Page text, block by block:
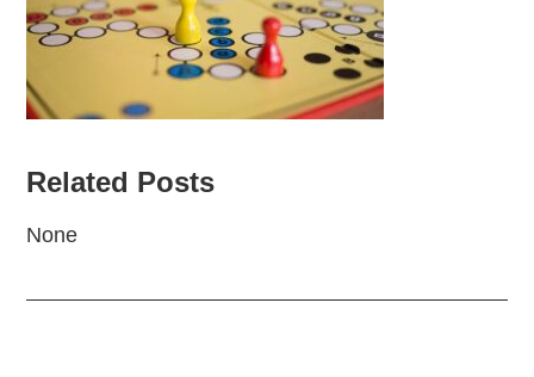
Related Posts
None